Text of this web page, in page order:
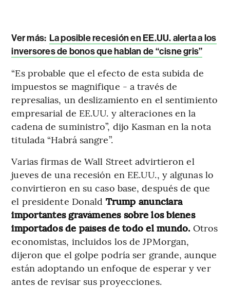
Ver más: La posible recesión en EE.UU. alerta a los
inversores de bonos que hablan de “cisne gris”
“Es probable que el efecto de esta subida de
impuestos se magnifique - a través de
represalias, un deslizamiento en el sentimiento
empresarial de EE.UU. y alteraciones en la
cadena de suministro”, dijo Kasman en la nota
titulada “Habrá sangre”.
Varias firmas de Wall Street advirtieron el
jueves de una recesión en EE.UU., y algunas lo
convirtieron en su caso base, después de que
el presidente Donald Trump anunciara
importantes gravámenes sobre los bienes
importados de países de todo el mundo. Otros
economistas, incluidos los de JPMorgan,
dijeron que el golpe podría ser grande, aunque
están adoptando un enfoque de esperar y ver
antes de revisar sus proyecciones.